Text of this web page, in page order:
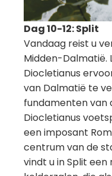
Dag 10-12: Split
Vandaag reist u
Midden-Dalmatië.
Diocletianus
van Dalmatië te
fundamenten van
Diocletianus
een imposant
centrum van de
vindt u in Split